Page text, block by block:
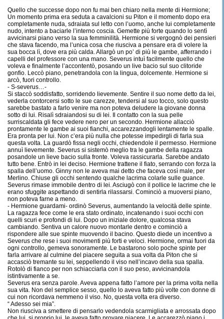
Quello che successe dopo non fu mai ben chiaro nella mente di Hermione;
Un momento prima era seduta a cavalcioni su Piton e il momento dopo era
completamente nuda, sdraiata sul letto con l’uomo, anche lui completamente
nudo, intento a baciarle l’interno coscia. Gemette più forte quando lo sentì
avvicinarsi piano verso la sua femminilità. Hermione si vergognò dei pensieri
che stava facendo, ma l’unica cosa che riusciva a pensare era di volere la
sua bocca lì, dove era più calda. Allargò un po’ di più le gambe, afferrando i
capelli del professore con una mano. Severus intuì facilmente quello che
voleva e finalmente l’accontentò, posando un live bacio sul suo clitoride
gonfio. Leccò piano, penetrandola con la lingua, dolcemente. Hermione si
arcò, fuori controllo.
- S-severus…-
Si staccò soddisfatto, sorridendo lievemente. Sentire il suo nome detto da lei,
vederla contorcersi sotto le sue carezze, tendersi al suo tocco, solo questo
sarebbe bastato a farlo venire ma non poteva deludere la giovane donna
sotto di lui. Risalì sdraiandosi su di lei. Il contatto con la sua pelle
surriscaldata gli fece vedere nero per un secondo. Hermione allacciò
prontamente le gambe ai suoi fianchi, accarezzandogli lentamente le spalle.
Era pronta per lui. Non c’era più nulla che potesse impedirgli di farla sua
questa volta. La guardò fissa negli occhi, chiedendole il permesso. Hermione
annuì lievemente. Severus si sistemò meglio tra le gambe della ragazza
posandole un lieve bacio sulla fronte. Voleva rassicurarla. Sarebbe andato
tutto bene. Entrò in lei deciso. Hermione trattene il fiato, serrando con forza la
spalla dell’uomo. Ginny non le aveva mai detto che faceva così male, per
Merlino. Chiuse gli occhi sentendo qualche lacrima colarle sulle guance.
Severus rimase immobile dentro di lei. Asciugò con il pollice le lacrime che le
erano sfuggite aspettando di sentirla rilassarsi. Cominciò a muoversi piano,
non poteva farne a meno.
- Hermione guardami- ordinò Severus, aumentando la velocità delle spinte.
La ragazza fece come le era stato ordinato, incatenando i suoi occhi con
quelli scuri e profondi di lui. Dopo un iniziale dolore, qualcosa stava
cambiando. Sentiva un calore nuovo montarle dentro e cominciò a
rispondere alle sue spinte muovendo il bacino. Questo diede un incentivo a
Severus che rese i suoi movimenti più forti e veloci. Hermione, ormai fuori da
ogni controllo, gemeva sonoramente. Le bastarono solo poche spinte per
farla arrivare al culmine del piacere seguita a sua volta da Piton che si
accasciò tremante su lei, seppellendo il viso nell’incavo della sua spalla.
Rotolò di fianco per non schiacciarla con il suo peso, avvicinandola
istintivamente a se.
Severus era senza parole. Aveva appena fatto l’amore per la prima volta nella
sua vita. Non del semplice sesso, quello lo aveva fatto più volte con donne di
cui non ricordava nemmeno il viso. No, questa volta era diverso.
“ Adesso sei mia”.
Non riusciva a smettere di pensarlo vedendola scarmigliata e arrossata dopo